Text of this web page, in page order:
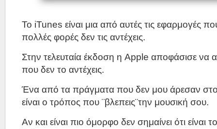
Το iTunes είναι μια από αυτές τις εφαρμογές
πολλές φορές δεν τις αντέχεις.
Στην τελευταία έκδοση η Apple αποφάσισε να
που δεν το αντέχεις.
Ένα από τα πράγματα που δεν μου άρεσαν στο
είναι ο τρόπος που ¨βλεπεις¨την μουσική σου.
Αν και είναι πιο όμορφο δεν σημαίνει ότι είναι